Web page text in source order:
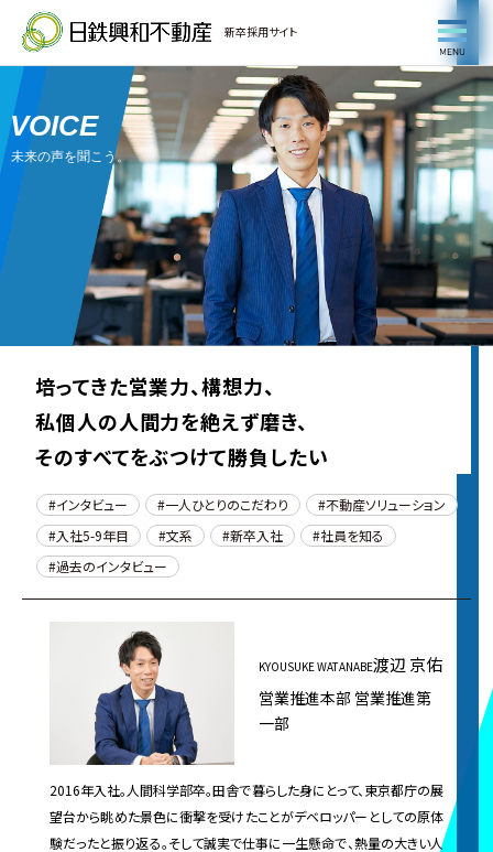
新卒採用サイト
VOICE
未来の声を聞こう。
培ってきた営業力、構想力、
私個人の人間力を絶えず磨き、
そのすべてをぶつけて勝負したい
インタビュー 一人ひとりのこだわり
不動産ソリューション
入社5-9年目
文系 新卒入社
社員を知る
過去のインタビュー
KYOUSUKE WATANABE渡辺 京佑
営業推進本部 営業推進第
一部
2016年入社。人間科学部卒。田舎で暮らした身にとって、東京都庁の展
望台から眺めた景色に衝撃を受けたことがデベロッパーとしての原体
験だったと振り返る。そして誠実で仕事に一生懸命で、熱量の大きい人